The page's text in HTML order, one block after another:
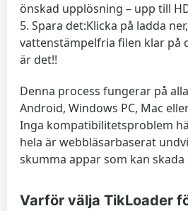
önskad upplösning – upp till
Spara det:Klicka på ladda
vattenstämpelfria filen klar på
är det!!
Denna process fungerar på
Android, Windows PC, Mac
Inga kompatibilitetsproblem
hela är webbläsarbaserat
skumma appar som kan skada
Varför välja TikLoader